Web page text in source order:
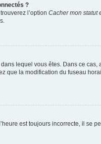
?
l’option Cacher mon statut
lequel vous êtes. Dans ce cas,
que la modification du fuseau
est toujours incorrecte, il se